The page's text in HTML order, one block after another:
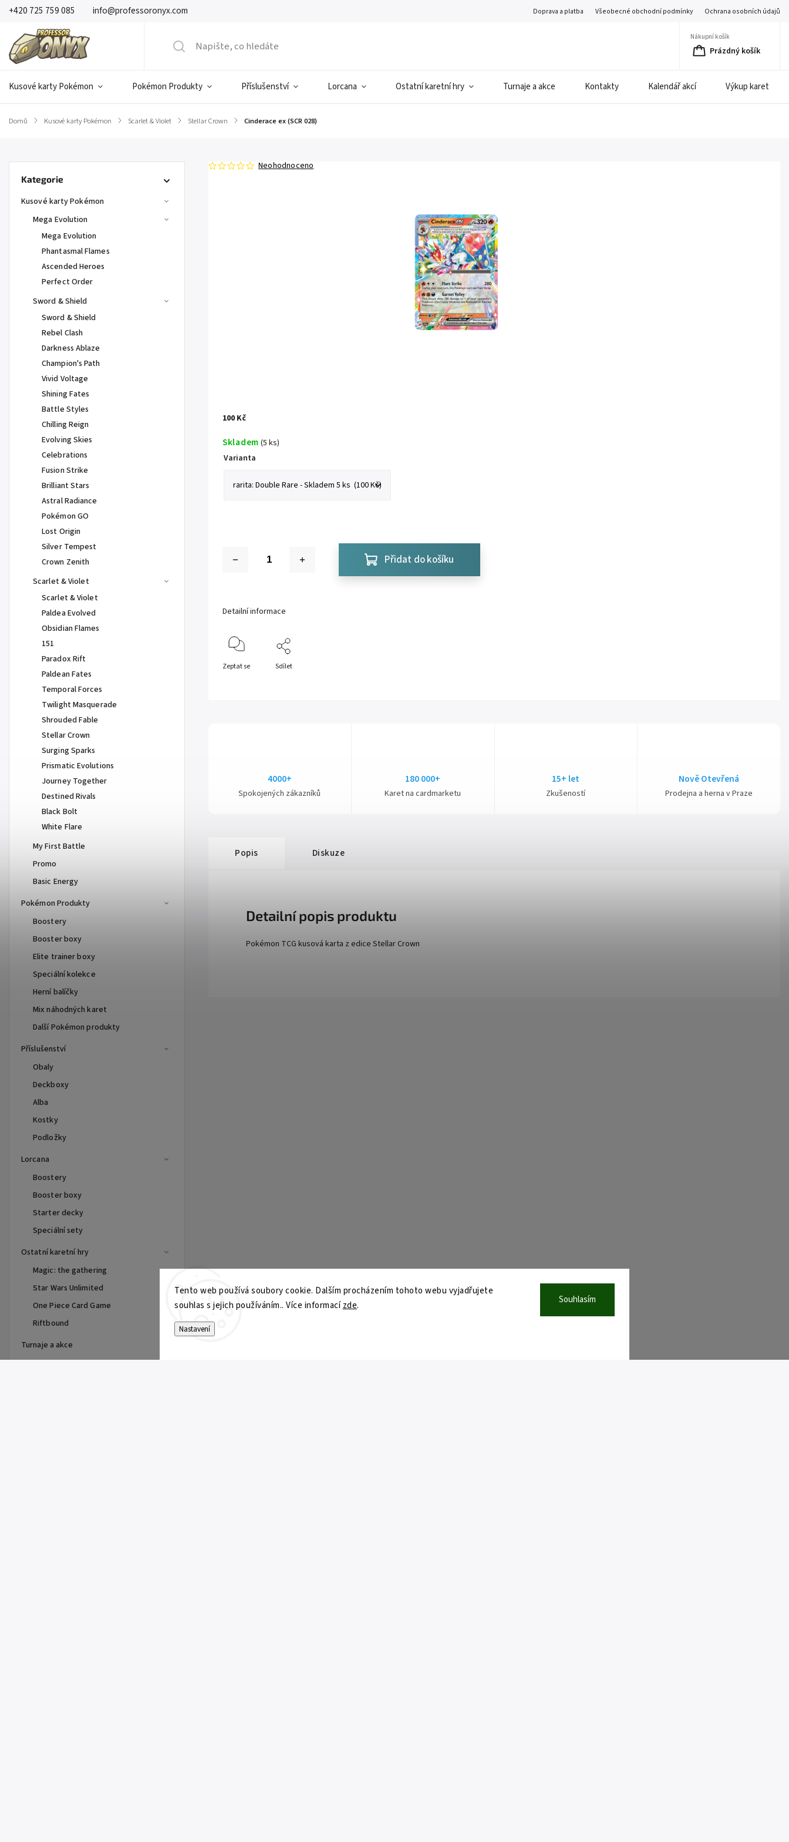
Tento web používá soubory cookie. Dalším procházením tohoto webu vyjadřujete
souhlas s jejich používáním.. Více informacízde.
Nastavení
Souhlasím
+420 725 759 085 info@professoronyx.com Doprava a platba Všeobecné obchodní podmínky Ochrana osobních údajů
Nákupní košík
Prázdný košík
Kusové karty Pokémon Pokémon Produkty Příslušenství Lorcana Ostatní karetní hry Turnaje a akce Kontakty Kalendář akcí Výkup karet
Domů / Kusové karty Pokémon / Scarlet & Violet / Stellar Crown / Cinderace ex (SCR 028)
Kategorie
Kusové karty Pokémon
Mega Evolution
Mega Evolution
Phantasmal Flames
Ascended Heroes
Perfect Order
Sword & Shield
Sword & Shield
Rebel Clash
Darkness Ablaze
Champion's Path
Vivid Voltage
Shining Fates
Battle Styles
Chilling Reign
Evolving Skies
Celebrations
Fusion Strike
Brilliant Stars
Astral Radiance
Pokémon GO
Lost Origin
Silver Tempest
Crown Zenith
Scarlet & Violet
Scarlet & Violet
Paldea Evolved
Obsidian Flames
151
Paradox Rift
Paldean Fates
Temporal Forces
Twilight Masquerade
Shrouded Fable
Stellar Crown
Surging Sparks
Prismatic Evolutions
Journey Together
Destined Rivals
Black Bolt
White Flare
My First Battle
Promo
Basic Energy
Pokémon Produkty
Boostery
Booster boxy
Elite trainer boxy
Speciální kolekce
Herní balíčky
Mix náhodných karet
Další Pokémon produkty
Příslušenství
Obaly
Deckboxy
Alba
Kostky
Podložky
Lorcana
Boostery
Booster boxy
Starter decky
Speciální sety
Ostatní karetní hry
Magic: the gathering
Star Wars Unlimited
One Piece Card Game
Riftbound
Turnaje a akce
Neohodnoceno
100 Kč
Skladem (5 ks)
Varianta
Přidat do košíku
Detailní informace
Zeptat se Sdílet
4000+
Spokojených zákazníků
180 000+
Karet na cardmarketu
15+ let
Zkušeností
Nově Otevřená
Prodejna a herna v Praze
Popis Diskuze
Detailní popis produktu
Pokémon TCG kusová karta z edice Stellar Crown